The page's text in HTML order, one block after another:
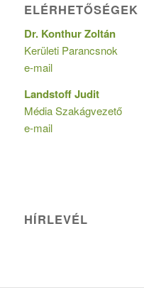
ELÉRHETŐSÉGEK
Dr. Konthur Zoltán
Kerületi Parancsnok
e-mail
Landstoff Judit
Média Szakágvezető
e-mail
HÍRLEVÉL